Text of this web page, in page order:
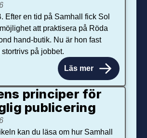
Efter en tid på Samhall fick Sol
att praktisera på Röda
hand-butik. Nu är hon fast
på jobbet.
Läs mer
principer för
publicering
kan du läsa om hur Samhall